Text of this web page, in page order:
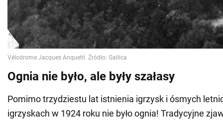
Ognia nie było, ale były szałasy
Pomimo trzydziestu lat istnienia igrzysk i ósmych
igrzyskach w 1924 roku nie było ognia! Tradycyjne